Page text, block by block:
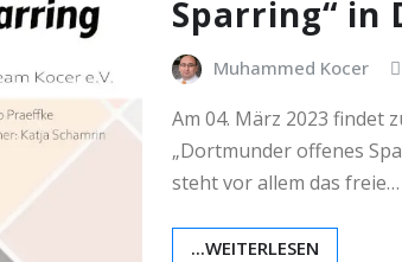
Sparring“ in
Muhammed Kocer
Am 04. März 2023 findet
„Dortmunder offenes
steht vor allem das freie…
...WEITERLESEN